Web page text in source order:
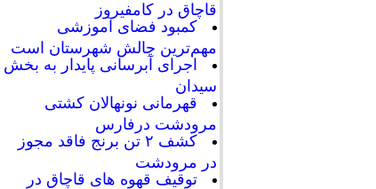
قاچاق در کامفیروز
کمبود فضای آموزشی
مهم‌ترین چالش شهرستان است
اجرای آبرسانی پایدار به بخش
سیدان
قهرمانی نونهالان کشتی
مرودشت درفارس
کشف ۲ تن برنج فاقد مجوز
در مرودشت
توقیف قهوه های قاچاق در